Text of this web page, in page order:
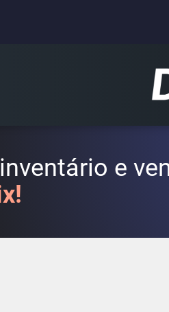
e